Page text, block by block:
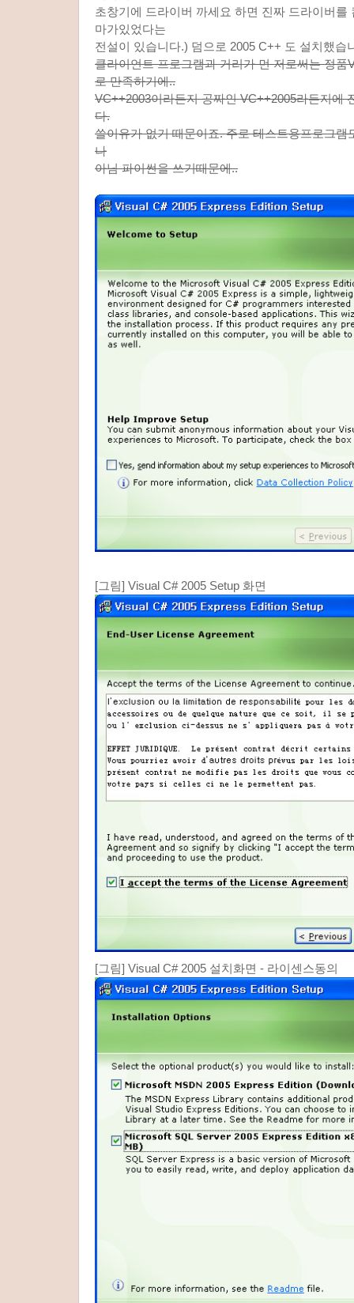
초창기에 드라이버 까세요 하면 진짜 드라이버를
마가있었다는
전설이 있습니다.) 덤으로 2005 C++ 도 설치했습
클라이언트 프로그램과 거리가 먼 저로써는 정품
로 만족하기에..
VC++2003이라든지 공짜인 VC++2005라든지에
다.
쓸이유가 없기 때문이죠. 주로 테스트용프로그램
나
아님 파이썬을 쓰기때문에..
[그림] Visual C# 2005 Setup 화면
[그림] Visual C# 2005 설치화면 - 라이센스동의